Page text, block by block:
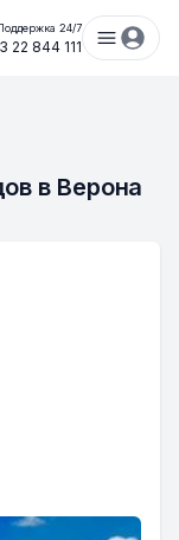
24/7
22 844 111
в Верона